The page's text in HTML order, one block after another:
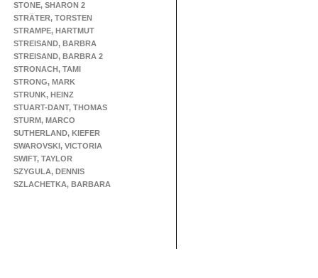
STONE, SHARON 2
STRÄTER, TORSTEN
STRAMPE, HARTMUT
STREISAND, BARBRA
STREISAND, BARBRA 2
STRONACH, TAMI
STRONG, MARK
STRUNK, HEINZ
STUART-DANT, THOMAS
STURM, MARCO
SUTHERLAND, KIEFER
SWAROVSKI, VICTORIA
SWIFT, TAYLOR
SZYGULA, DENNIS
SZLACHETKA, BARBARA